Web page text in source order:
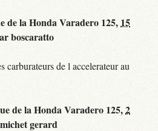
de la Honda Varadero 125, 15
boscaratto
carburateurs de l accelerateur au
de la Honda Varadero 125,2
michet gerard